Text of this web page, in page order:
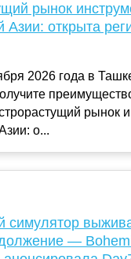
рынок
Азии: открыта
2026 года в
рынок
о...
—